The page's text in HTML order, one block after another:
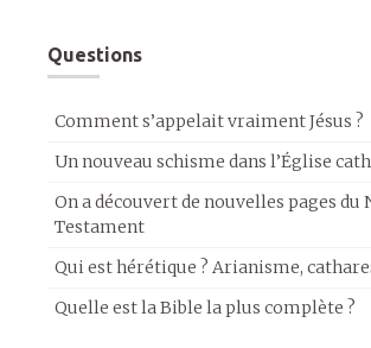
Questions
Comment s’appelait vraiment Jésus ?
Un nouveau schisme dans l’Église
On a découvert de nouvelles pages du
Testament
Qui est hérétique ? Arianisme,
Quelle est la Bible la plus complète ?